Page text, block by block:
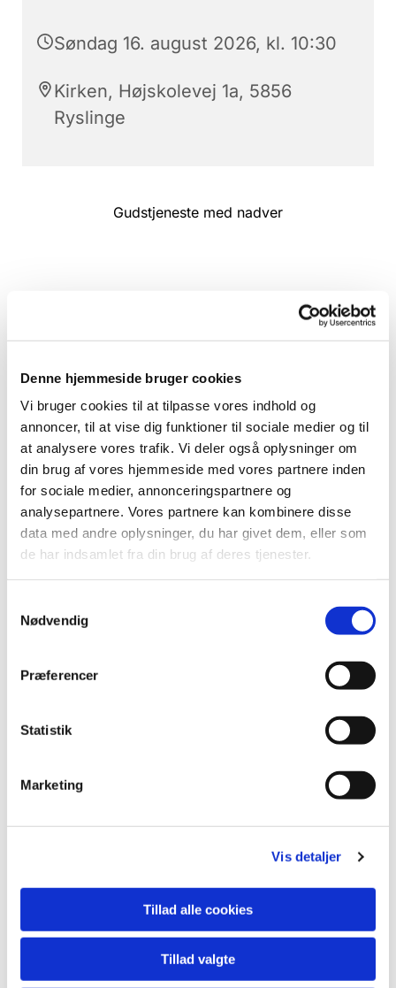
Denne hjemmeside bruger cookies
Vi bruger cookies til at tilpasse vores indhold og
annoncer, til at vise dig funktioner til sociale medier og til
at analysere vores trafik. Vi deler også oplysninger om
din brug af vores hjemmeside med vores partnere inden
for sociale medier, annonceringspartnere og
analysepartnere. Vores partnere kan kombinere disse
data med andre oplysninger, du har givet dem, eller som
de har indsamlet fra din brug af deres tjenester.
Nødvendig
Præferencer
Statistik
Marketing
Vis detaljer
Tillad alle cookies
Tillad valgte
Søndag 16. august 2026, kl. 10:30
Kirken, Højskolevej 1a, 5856
Ryslinge
Gudstjeneste med nadver
Du vil måske også kunne